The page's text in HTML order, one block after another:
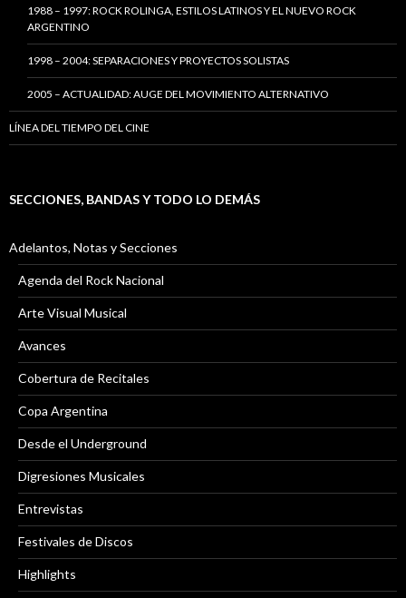
1988 – 1997: ROCK ROLINGA, ESTILOS LATINOS Y EL NUEVO ROCK
ARGENTINO
1998 – 2004: SEPARACIONES Y PROYECTOS SOLISTAS
2005 – ACTUALIDAD: AUGE DEL MOVIMIENTO ALTERNATIVO
LÍNEA DEL TIEMPO DEL CINE
SECCIONES, BANDAS Y TODO LO DEMÁS
Adelantos, Notas y Secciones
Agenda del Rock Nacional
Arte Visual Musical
Avances
Cobertura de Recitales
Copa Argentina
Desde el Underground
Digresiones Musicales
Entrevistas
Festivales de Discos
Highlights